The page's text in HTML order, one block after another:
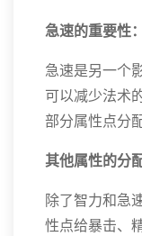
急速的重要性：
急速是另一个
可以减少法术
部分属性点分
其他属性的分配
除了智力和急
性点给暴击、